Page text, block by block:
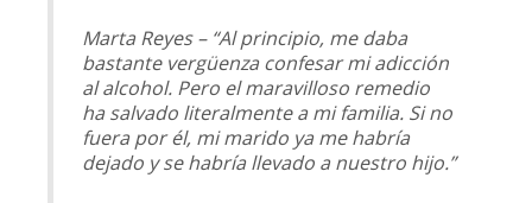
Marta Reyes – “Al principio, me daba
bastante vergüenza confesar mi adicción
al alcohol. Pero el maravilloso remedio
ha salvado literalmente a mi familia. Si no
fuera por él, mi marido ya me habría
dejado y se habría llevado a nuestro hijo.”